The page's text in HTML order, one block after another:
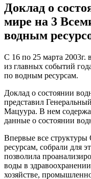
Доклад о
мире на 3
водным
С 16 по 25 марта 2003г.
из главных событий
по водным ресурсам.
Доклад о состоянии
представил
Мацуура. В нем
данные о состоянии
Впервые все
ресурсам, собрали для
позволила
воды в
хозяйстве,